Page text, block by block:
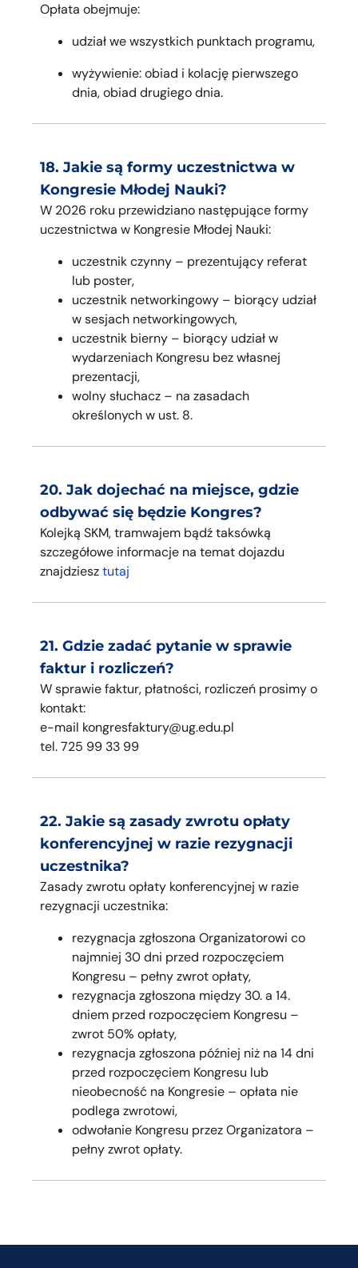
Opłata obejmuje:
udział we wszystkich punktach programu,
wyżywienie: obiad i kolację pierwszego
dnia, obiad drugiego dnia.
18. Jakie są formy uczestnictwa w
Kongresie Młodej Nauki?
W 2026 roku przewidziano następujące formy
uczestnictwa w Kongresie Młodej Nauki:
uczestnik czynny – prezentujący referat
lub poster,
uczestnik networkingowy – biorący udział
w sesjach networkingowych,
uczestnik bierny – biorący udział w
wydarzeniach Kongresu bez własnej
prezentacji,
wolny słuchacz – na zasadach
określonych w ust. 8.
20. Jak dojechać na miejsce, gdzie
odbywać się będzie Kongres?
Kolejką SKM, tramwajem bądź taksówką
szczegółowe informacje na temat dojazdu
znajdziesztutaj
21. Gdzie zadać pytanie w sprawie
faktur i rozliczeń?
W sprawie faktur, płatności, rozliczeń prosimy o
kontakt:
e-mail kongresfaktury@ug.edu.pl
tel. 725 99 33 99
22. Jakie są zasady zwrotu opłaty
konferencyjnej w razie rezygnacji
uczestnika?
Zasady zwrotu opłaty konferencyjnej w razie
rezygnacji uczestnika:
rezygnacja zgłoszona Organizatorowi co
najmniej 30 dni przed rozpoczęciem
Kongresu – pełny zwrot opłaty,
rezygnacja zgłoszona między 30. a 14.
dniem przed rozpoczęciem Kongresu –
zwrot 50% opłaty,
rezygnacja zgłoszona później niż na 14 dni
przed rozpoczęciem Kongresu lub
nieobecność na Kongresie – opłata nie
podlega zwrotowi,
odwołanie Kongresu przez Organizatora –
pełny zwrot opłaty.